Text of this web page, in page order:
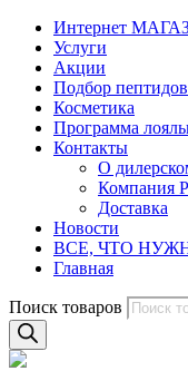
Интернет
Услуги
Акции
Подбор
Косметика
Программа
Контакты
О
Компания
Доставка
Новости
ВСЕ, ЧТО
Главная
Поиск товаров